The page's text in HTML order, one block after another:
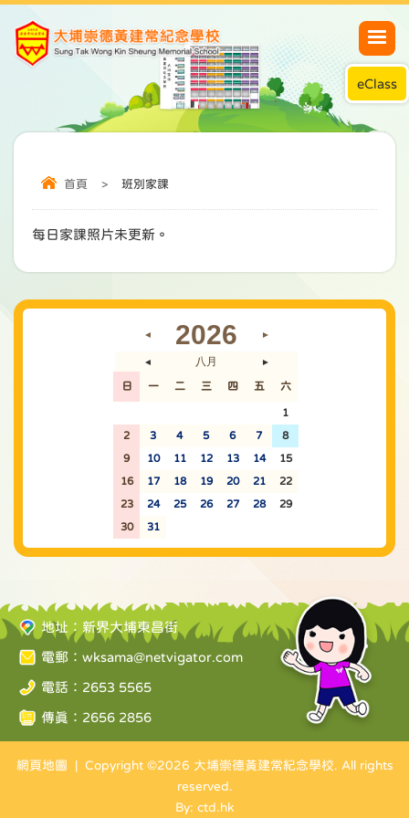
eClass
首頁 > 班別家課
每日家課照片未更新。
◄ 2026 ►
◄ 八月 ►
日 一 二 三 四 五 六
1
2 3 4 5 6 7 8
9 10 11 12 13 14 15
16 17 18 19 20 21 22
23 24 25 26 27 28 29
30 31
地址：新界大埔東昌街
電郵： wksama@netvigator.com
電話：2653 5565
傳真：2656 2856
網頁地圖 | Copyright ©2026 大埔崇德黃建常紀念學校. All rights
reserved.
By: ctd.hk